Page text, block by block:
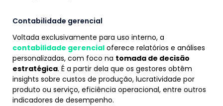
Contabilidade gerencial
Voltada exclusivamente para uso interno, a
contabilidade gerencial oferece relatórios e análises
personalizadas, com foco na tomada de decisão
estratégica. É a partir dela que os gestores obtêm
insights sobre custos de produção, lucratividade por
produto ou serviço, eficiência operacional, entre outros
indicadores de desempenho.